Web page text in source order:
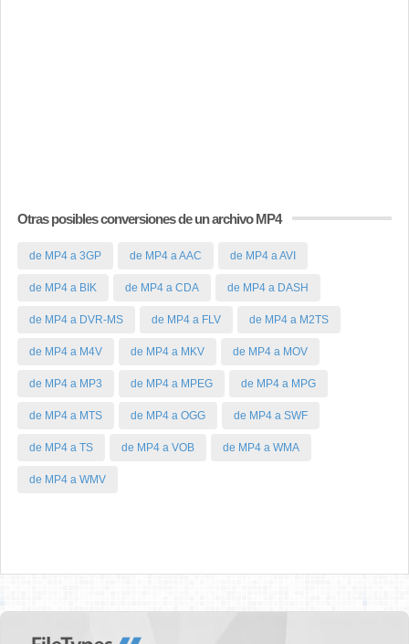
Otras posibles conversiones de un archivo MP4
de MP4 a 3GP de MP4 a AAC de MP4 a AVI
de MP4 a BIK de MP4 a CDA de MP4 a DASH
de MP4 a DVR-MS de MP4 a FLV de MP4 a M2TS
de MP4 a M4V de MP4 a MKV de MP4 a MOV
de MP4 a MP3 de MP4 a MPEG de MP4 a MPG
de MP4 a MTS de MP4 a OGG de MP4 a SWF
de MP4 a TS de MP4 a VOB de MP4 a WMA
de MP4 a WMV